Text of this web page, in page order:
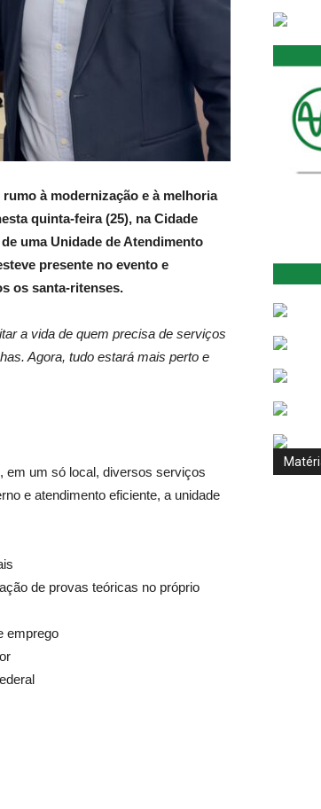
à modernização e à melhoria
quinta-feira (25), na Cidade
uma Unidade de Atendimento
presente no evento e
os santa-ritenses.
a vida de quem precisa de serviços
Agora, tudo estará mais perto e
em um só local, diversos serviços
e atendimento eficiente, a unidade
de provas teóricas no próprio
emprego